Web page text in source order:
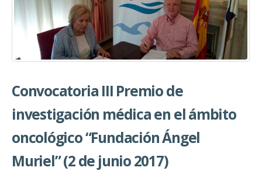
Convocatoria III Premio de
investigación médica en el ámbito
oncológico “Fundación Ángel
Muriel” (2 de junio 2017)